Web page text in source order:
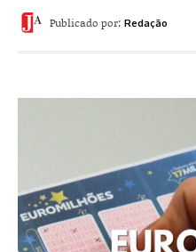
Publicado por: Redação